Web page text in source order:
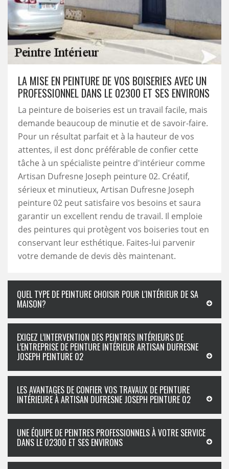
LA MISE EN PEINTURE DE VOS BOISERIES AVEC UN
PROFESSIONNEL DANS LE 02300 ET SES ENVIRONS
La peinture de boiseries est un travail facile, mais
demande beaucoup de minutie et de savoir-faire.
Pour un résultat parfait et à la hauteur de vos
attentes, il est donc préférable de confier cette
tâche à un spécialiste peintre d'intérieur comme
Artisan Dufresne Joseph peinture 02. Créatif,
sérieux et minutieux, Artisan Dufresne Joseph
peinture 02 peut satisfaire vos besoins et saura
garantir un excellent rendu de travail. Il emploie
des peintures qui protègent vos boiseries tout en
conservant leur esthétique. Faites-lui parvenir
votre demande de devis dès maintenant.
QUEL TYPE DE PEINTURE CHOISIR POUR L'INTÉRIEUR DE SA
MAISON?
EXIGEZ L’INTERVENTION DES PEINTRES INTÉRIEURS DE
L’ENTREPRISE DE PEINTURE INTÉRIEUR ARTISAN DUFRESNE
JOSEPH PEINTURE 02
LES AVANTAGES DE CONFIER VOS TRAVAUX DE PEINTURE
INTÉRIEURE À ARTISAN DUFRESNE JOSEPH PEINTURE 02
UNE ÉQUIPE DE PEINTRES PROFESSIONNELS À VOTRE SERVICE
DANS LE 02300 ET SES ENVIRONS